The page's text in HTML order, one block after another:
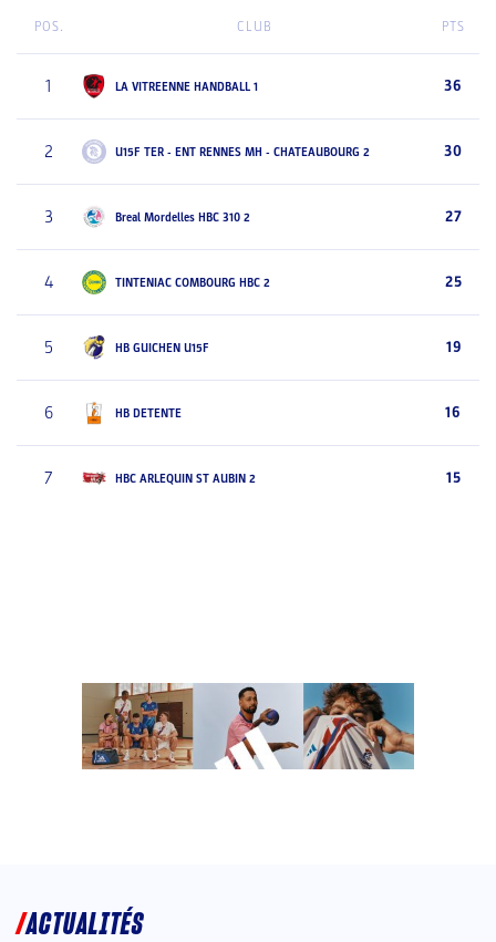
POS. CLUB PTS
1 LA VITREENNE HANDBALL 1 36
2 U15F TER - ENT RENNES MH - CHATEAUBOURG 2 30
3 Breal Mordelles HBC 310 2 27
4 TINTENIAC COMBOURG HBC 2 25
5 HB GUICHEN U15F 19
6 HB DETENTE 16
7 HBC ARLEQUIN ST AUBIN 2 15
ACTUALITÉS